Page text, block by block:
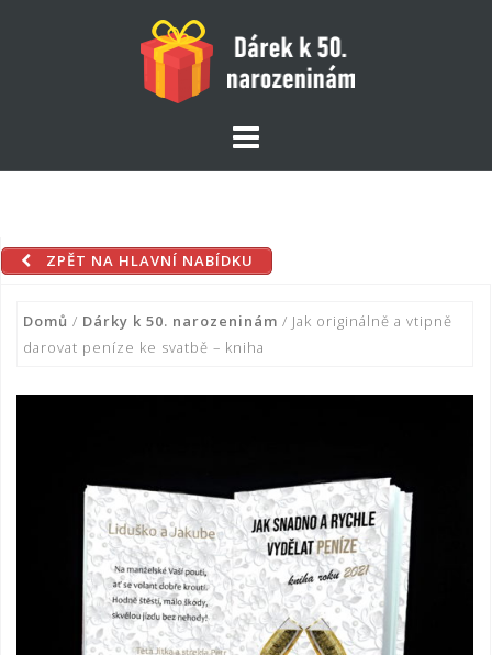
ZPĚT NA HLAVNÍ NABÍDKU
Domů / Dárky k 50. narozeninám / Jak originálně a vtipně
darovat peníze ke svatbě – kniha